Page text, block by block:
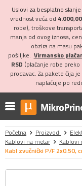
Uslovi za besplatno
vrednost veća od
robe), troškove
manja od ovog iznosa,
obzira na masu
pošiljke. Virmansko
RSD (plaćanje robe
prodavac. Za pakete čija
naplaćuje po
Početna Proizvodi
Kablovi na metar
Kablovi
Kabl zvučnički P/F 2x0.50,